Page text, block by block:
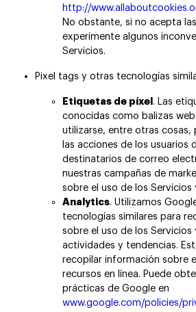
http://
No obstante, si no acepta
experimente algunos
Servicios.
Pixel tags y otras tecnologías
Etiquetas de píxel . Las
conocidas como balizas
utilizarse, entre otras cosas,
las acciones de los usuarios
destinatarios de correo
nuestras campañas de
sobre el uso de los
Analytics. Utilizamos
tecnologías similares para
sobre el uso de los
actividades y tendencias.
recopilar información sobre
recursos en línea. Puede
prácticas de Google en
www.google.com/policies/